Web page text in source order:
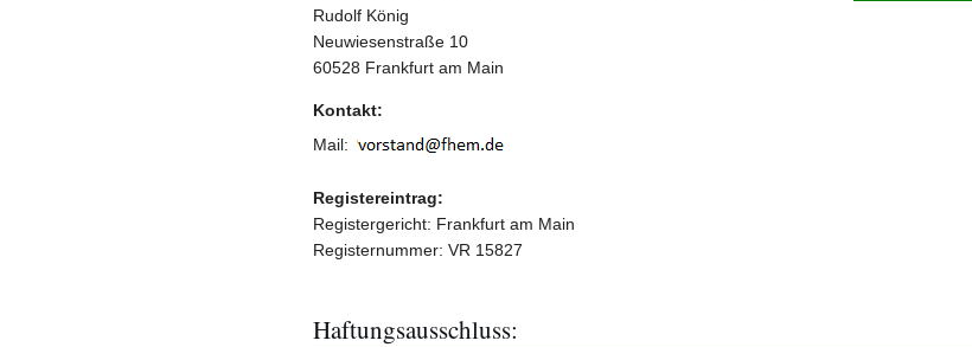
Rudolf König
Neuwiesenstraße 10
60528 Frankfurt am Main
Kontakt:
Mail:
Registereintrag:
Registergericht: Frankfurt am Main
Registernummer: VR 15827
Haftungsausschluss: